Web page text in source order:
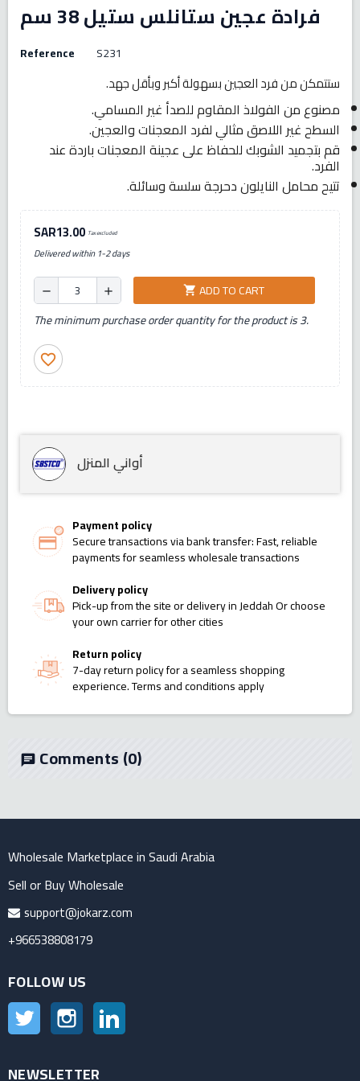
فرادة عجين ستانلس ستيل 38 سم
Reference S231
ستتمكن من فرد العجين بسهولة أكبر وبأقل جهد.
مصنوع من الفولاذ المقاوم للصدأ غير المسامي.
السطح غير اللاصق مثالي لفرد المعجنات والعجين.
قم بتجميد الشوبك للحفاظ على عجينة المعجنات باردة عند
الفرد.
تتيح محامل النايلون دحرجة سلسة وسائلة.
SAR13.00 Tax excluded
Delivered within 1-2 days
remove add shopping_cart ADD TO CART
The minimum purchase order quantity for the product is 3.
favorite_border
أواني المنزل
Payment policy
Secure transactions via bank transfer: Fast, reliable
payments for seamless wholesale transactions
Delivery policy
Pick-up from the site or delivery in Jeddah Or choose
your own carrier for other cities
Return policy
7-day return policy for a seamless shopping
experience. Terms and conditions apply
chat Comments(0)
Wholesale Marketplace in Saudi Arabia
Sell or Buy Wholesale
support@jokarz.com
+966538808179
FOLLOW US
Twitter Instagram
NEWSLETTER